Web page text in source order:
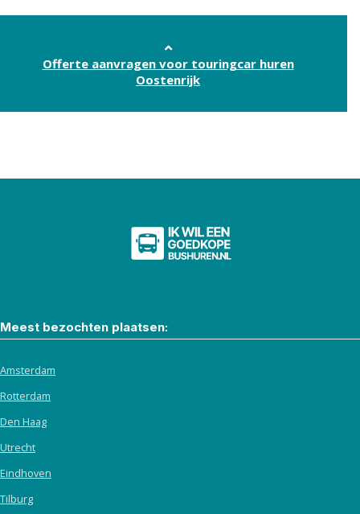
Offerte aanvragen voor touringcar huren
Oostenrijk
Meest bezochten plaatsen:
Amsterdam
Rotterdam
Den Haag
Utrecht
Eindhoven
Tilburg